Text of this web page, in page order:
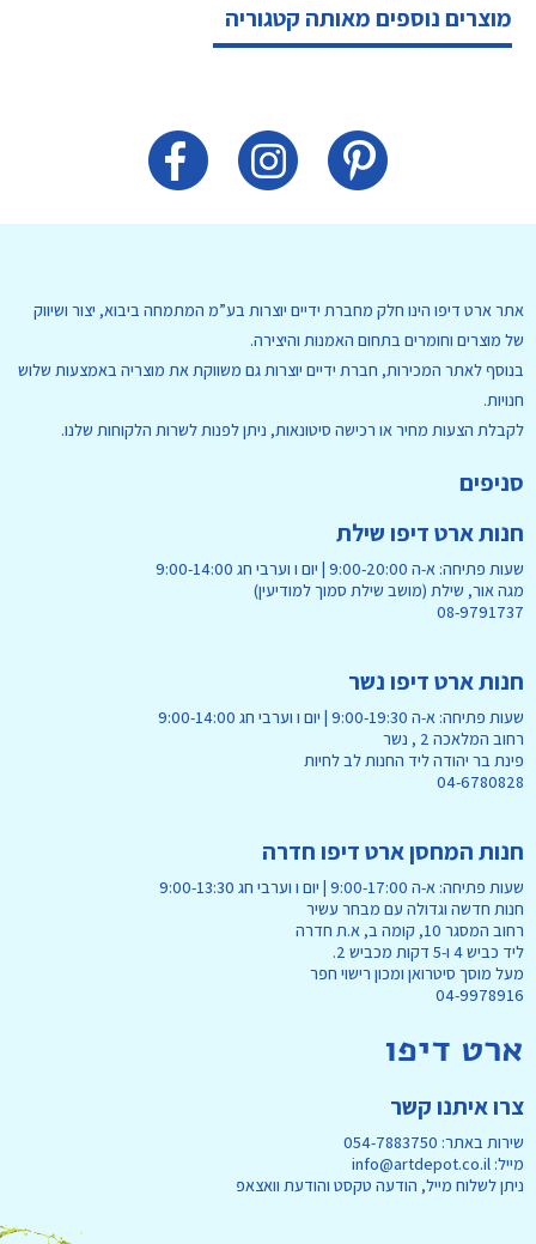
מוצרים נוספים מאותה קטגוריה
אתר ארט דיפו הינו חלק מחברת ידיים יוצרות בע”מ המתמחה ביבוא, יצור ושיווק
של מוצרים וחומרים בתחום האמנות והיצירה.
בנוסף לאתר המכירות, חברת ידיים יוצרות גם משווקת את מוצריה באמצעות שלוש
חנויות.
לקבלת הצעות מחיר או רכישה סיטונאות, ניתן לפנות לשרות הלקוחות שלנו.
סניפים
חנות ארט דיפו שילת
שעות פתיחה: א-ה 9:00-20:00 | יום ו וערבי חג 9:00-14:00
מגה אור, שילת (מושב שילת סמוך למודיעין)
08-9791737
חנות ארט דיפו נשר
שעות פתיחה: א-ה 9:00-19:30 | יום ו וערבי חג 9:00-14:00
רחוב המלאכה 2 , נשר
פינת בר יהודה ליד החנות לב לחיות
04-6780828
חנות המחסן ארט דיפו חדרה
שעות פתיחה: א-ה 9:00-17:00 | יום ו וערבי חג 9:00-13:30
חנות חדשה וגדולה עם מבחר עשיר
רחוב המסגר 10, קומה ב, א.ת חדרה
ליד כביש 4 ו-5 דקות מכביש 2.
מעל מוסך סיטרואן ומכון רישוי חפר
04-9978916
ארט דיפו
צרו איתנו קשר
שירות באתר: 054-7883750
מייל: info@artdepot.co.il
ניתן לשלוח מייל, הודעה טקסט והודעת וואצאפ